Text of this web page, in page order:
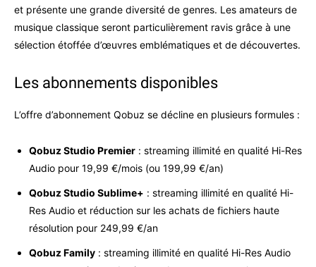
et présente une grande diversité de genres. Les amateurs de
musique classique seront particulièrement ravis grâce à une
sélection étoffée d’œuvres emblématiques et de découvertes.
Les abonnements disponibles
L’offre d’abonnement Qobuz se décline en plusieurs formules :
Qobuz Studio Premier : streaming illimité en qualité Hi-Res
Audio pour 19,99 €/mois (ou 199,99 €/an)
Qobuz Studio Sublime+ : streaming illimité en qualité Hi-
Res Audio et réduction sur les achats de fichiers haute
résolution pour 249,99 €/an
Qobuz Family : streaming illimité en qualité Hi-Res Audio